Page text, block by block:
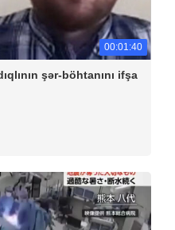
00:01:40
şər-böhtanını ifşa